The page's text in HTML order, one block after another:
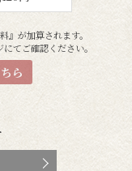
』が加算されます。
てご確認ください。
ら